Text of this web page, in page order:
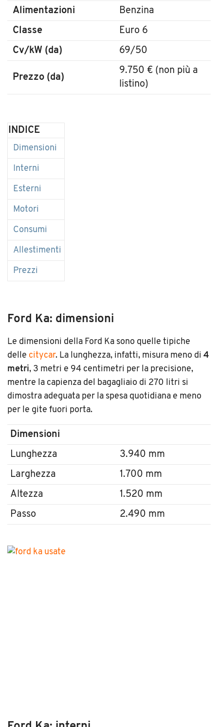
Alimentazioni Benzina
Classe Euro 6
Cv/kW (da) 69/50
Prezzo (da)
9.750 € (non più a
listino)
INDICE
Dimensioni
Interni
Esterni
Motori
Consumi
Allestimenti
Prezzi
Ford Ka: dimensioni
Le dimensioni della Ford Ka sono quelle tipiche
delle citycar. La lunghezza, infatti, misura meno di 4
metri, 3 metri e 94 centimetri per la precisione,
mentre la capienza del bagagliaio di 270 litri si
dimostra adeguata per la spesa quotidiana e meno
per le gite fuori porta.
Dimensioni
Lunghezza 3.940 mm
Larghezza 1.700 mm
Altezza 1.520 mm
Passo 2.490 mm